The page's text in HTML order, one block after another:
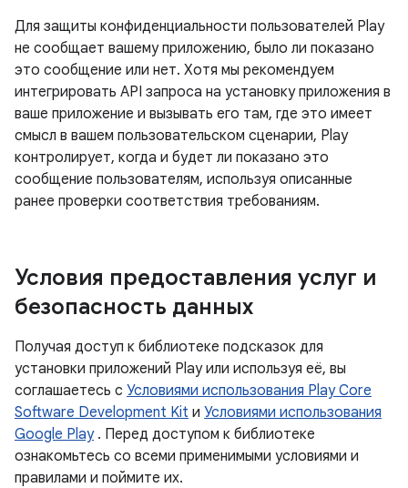
Для защиты конфиденциальности пользователей Play
не сообщает вашему приложению, было ли показано
это сообщение или нет. Хотя мы рекомендуем
интегрировать API запроса на установку приложения в
ваше приложение и вызывать его там, где это имеет
смысл в вашем пользовательском сценарии, Play
контролирует, когда и будет ли показано это
сообщение пользователям, используя описанные
ранее проверки соответствия требованиям.
Условия предоставления услуг и
безопасность данных
Получая доступ к библиотеке подсказок для
установки приложений Play или используя её, вы
соглашаетесь с Условиями использования Play Core
Software Development Kit и Условиями использования
Google Play. Перед доступом к библиотеке
ознакомьтесь со всеми применимыми условиями и
правилами и поймите их.